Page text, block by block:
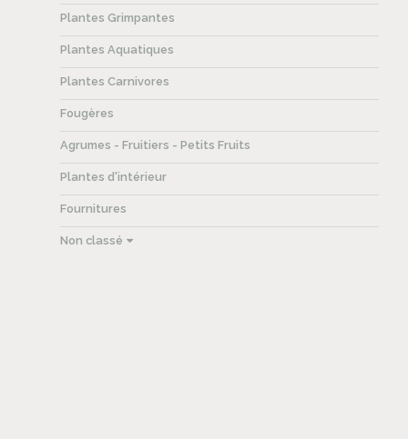
Plantes Grimpantes
Plantes Aquatiques
Plantes Carnivores
Fougères
Agrumes - Fruitiers - Petits Fruits
Plantes d'intérieur
Fournitures
Non classé